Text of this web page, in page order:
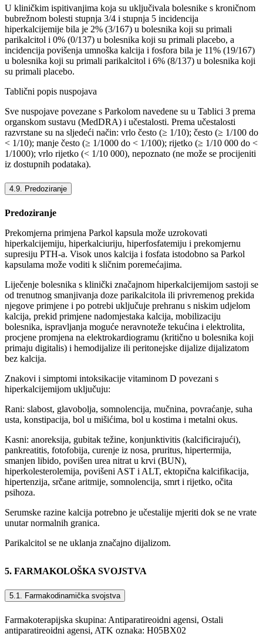
U kliničkim ispitivanjima koja su uključivala bolesnike s kroničnom
bubrežnom bolesti stupnja 3/4 i stupnja 5 incidencija
hiperkalcijemije bila je 2% (3/167) u bolesnika koji su primali
parikalcitol i 0% (0/137) u bolesnika koji su primali placebo, a
incidencija povišenja umnoška kalcija i fosfora bila je 11% (19/167)
u bolesnika koji su primali parikalcitol i 6% (8/137) u bolesnika koji
su primali placebo.
Tablični popis nuspojava
Sve nuspojave povezane s Parkolom navedene su u Tablici 3 prema
organskom sustavu (MedDRA) i učestalosti. Prema učestalosti
razvrstane su na sljedeći način: vrlo često (≥ 1/10); često (≥ 1/100 do
< 1/10); manje često (≥ 1/1000 do < 1/100); rijetko (≥ 1/10 000 do <
1/1000); vrlo rijetko (< 1/10 000), nepoznato (ne može se procijeniti
iz dostupnih podataka).
4.9. Predoziranje
Predoziranje
Prekomjerna primjena Parkol kapsula može uzrokovati
hiperkalcijemiju, hiperkalciuriju, hiperfosfatemiju i prekomjernu
supresiju PTH-a. Visok unos kalcija i fosfata istodobno sa Parkol
kapsulama može voditi k sličnim poremećajima.
Liječenje bolesnika s klinički značajnom hiperkalcijemijom sastoji se
od trenutnog smanjivanja doze parikalcitola ili privremenog prekida
njegove primjene i po potrebi uključuje prehranu s niskim udjelom
kalcija, prekid primjene nadomjestaka kalcija, mobilizaciju
bolesnika, ispravljanja moguće neravnoteže tekućina i elektrolita,
procjene promjena na elektrokardiogramu (kritično u bolesnika koji
primaju digitalis) i hemodijalize ili peritonejske dijalize dijalizatom
bez kalcija.
Znakovi i simptomi intoksikacije vitaminom D povezani s
hiperkalcijemijom uključuju:
Rani: slabost, glavobolja, somnolencija, mučnina, povraćanje, suha
usta, konstipacija, bol u mišićima, bol u kostima i metalni okus.
Kasni: anoreksija, gubitak težine, konjunktivitis (kalcificirajući),
pankreatitis, fotofobija, curenje iz nosa, pruritus, hipertermija,
smanjen libido, povišen urea nitrat u krvi (BUN),
hiperkolesterolemija, povišeni AST i ALT, ektopična kalcifikacija,
hipertenzija, srčane aritmije, somnolencija, smrt i rijetko, očita
psihoza.
Serumske razine kalcija potrebno je učestalije mjeriti dok se ne vrate
unutar normalnih granica.
Parikalcitol se ne uklanja značajno dijalizom.
5. FARMAKOLOŠKA SVOJSTVA
5.1. Farmakodinamička svojstva
Farmakoterapijska skupina: Antiparatireoidni agensi, Ostali
antiparatireoidni agensi, ATK oznaka: H05BX02